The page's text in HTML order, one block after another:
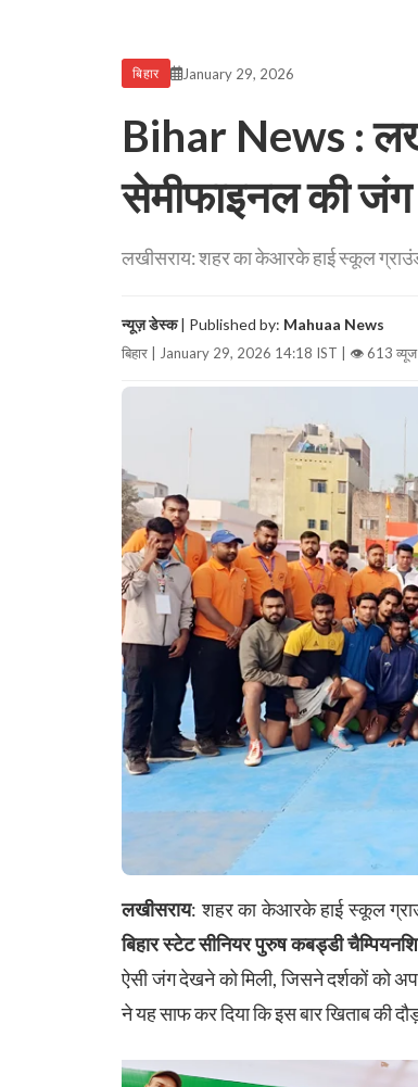
बिहार January 29, 2026
Bihar News :
सेमीफाइनल की जंग
लखीसराय: शहर का केआरके हाई स्कूल ग्राउंड
न्यूज़ डेस्क| Published by: Mahuaa News
बिहार | January 29, 2026 14:18 IST | 👁 613 व्यूज
लखीसराय: शहर का केआरके हाई स्कूल
बिहार स्टेट सीनियर पुरुष कबड्डी
ऐसी जंग देखने को मिली, जिसने दर्शकों को
ने यह साफ कर दिया कि इस बार खिताब की